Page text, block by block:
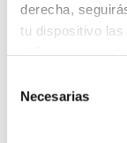
derecha,
tu dispositivo
Necesarias